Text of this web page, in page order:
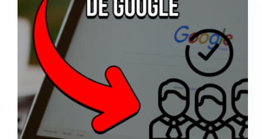
¿Cómo
recuperarla?